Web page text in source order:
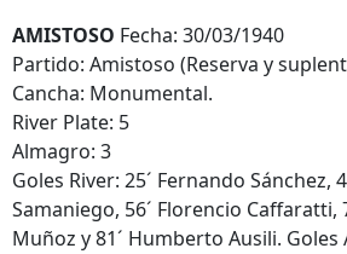
AMISTOSO Fecha: 30/03/1940
Partido: Amistoso (Reserva y
Cancha: Monumental.
River Plate: 5
Almagro: 3
Goles River: 25´ Fernando Sánchez,
Samaniego, 56´ Florencio Caffaratti,
Muñoz y 81´ Humberto Ausili. Goles